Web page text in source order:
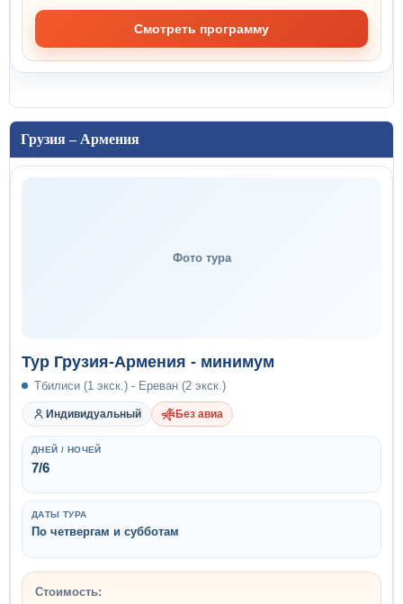
Смотреть программу
Грузия – Армения
Фото тура
Тур Грузия-Армения - минимум
Тбилиси (1 экск.) - Ереван (2 экск.)
Индивидуальный Без авиа
ДНЕЙ / НОЧЕЙ
7/6
ДАТЫ ТУРА
По четвергам и субботам
Стоимость: